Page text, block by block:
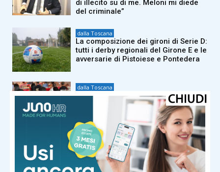
di illecito su di me. Meloni mi diede
del criminale”
dalla Toscana
La composizione dei gironi di Serie D:
tutti i derby regionali del Girone E e le
avversarie di Pistoiese e Pontedera
dalla Toscana
Il Sangiovese in Canada: il Consorzio
Chianti vola in Nordamerica per
formare gli esperti del settore
dalla Toscana
Morto a 86 anni nella sua casa
dell’Appennino pistoiese il
cantautore Francesco Guccini